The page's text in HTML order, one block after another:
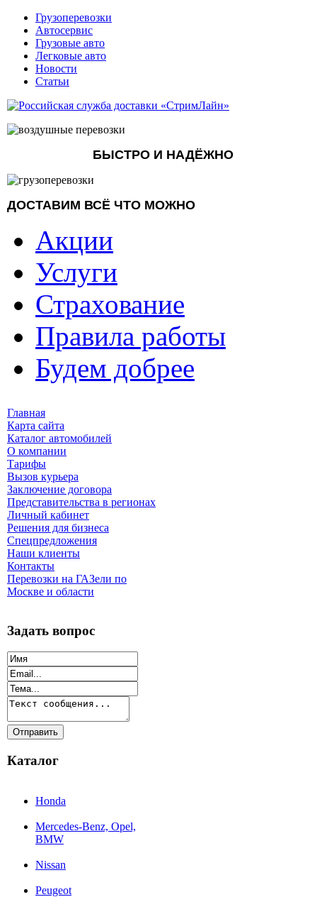
Грузоперевозки
Автосервис
Грузовые авто
Легковые авто
Новости
Статьи
БЫСТРО И НАДЁЖНО
ДОСТАВИМ ВСЁ ЧТО МОЖНО
Акции
Услуги
Страхование
Правила работы
Будем добрее
Главная
Карта сайта
Каталог автомобилей
О компании
Тарифы
Вызов курьера
Заключение договора
Представительства в регионах
Личный кабинет
Решения для бизнеса
Спецпредложения
Наши клиенты
Контакты
Перевозки на ГАЗели по
Москве и области
Задать вопрос
Каталог
Honda
Mercedes-Benz, Opel,
BMW
Nissan
Peugeot